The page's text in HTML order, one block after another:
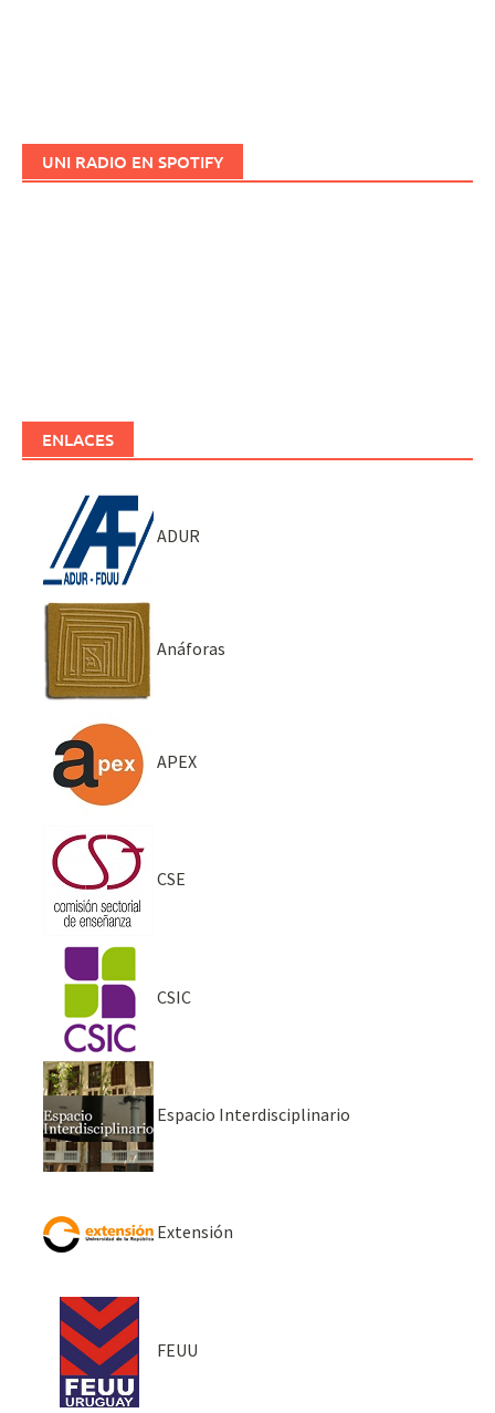
UNI RADIO EN SPOTIFY
ENLACES
ADUR
Anáforas
APEX
CSE
CSIC
Espacio Interdisciplinario
Extensión
FEUU